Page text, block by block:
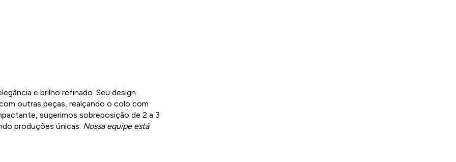
e brilho refinado. Seu design
outras peças, realçando o colo com
sugerimos sobreposição de 2 a 3
produções únicas. Nossa equipe está